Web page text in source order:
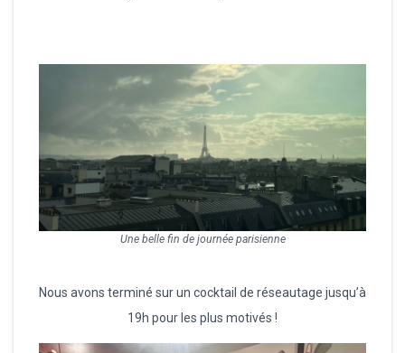
Une belle fin de journée parisienne
Nous avons terminé sur un cocktail de réseautage jusqu’à
19h pour les plus motivés !